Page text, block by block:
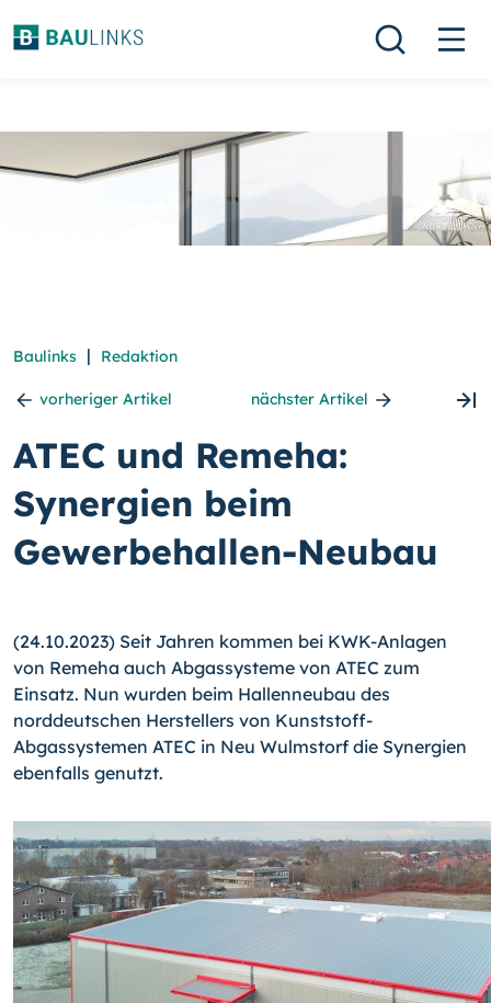
Baulinks | Redaktion
vorheriger Artikel nächster Artikel
ATEC und Remeha:
Synergien beim
Gewerbehallen-Neubau
(24.10.2023) Seit Jahren kommen bei KWK-Anlagen
von Remeha auch Abgassysteme von ATEC zum
Einsatz. Nun wurden beim Hallenneubau des
norddeutschen Herstellers von Kunststoff-
Abgassystemen ATEC in Neu Wulmstorf die Synergien
ebenfalls genutzt.